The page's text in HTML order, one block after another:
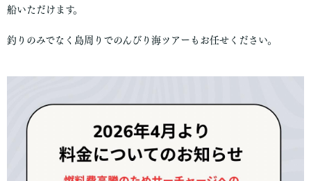
船いただけます。
釣りのみでなく島周りでのんびり海ツアーもお任せください。